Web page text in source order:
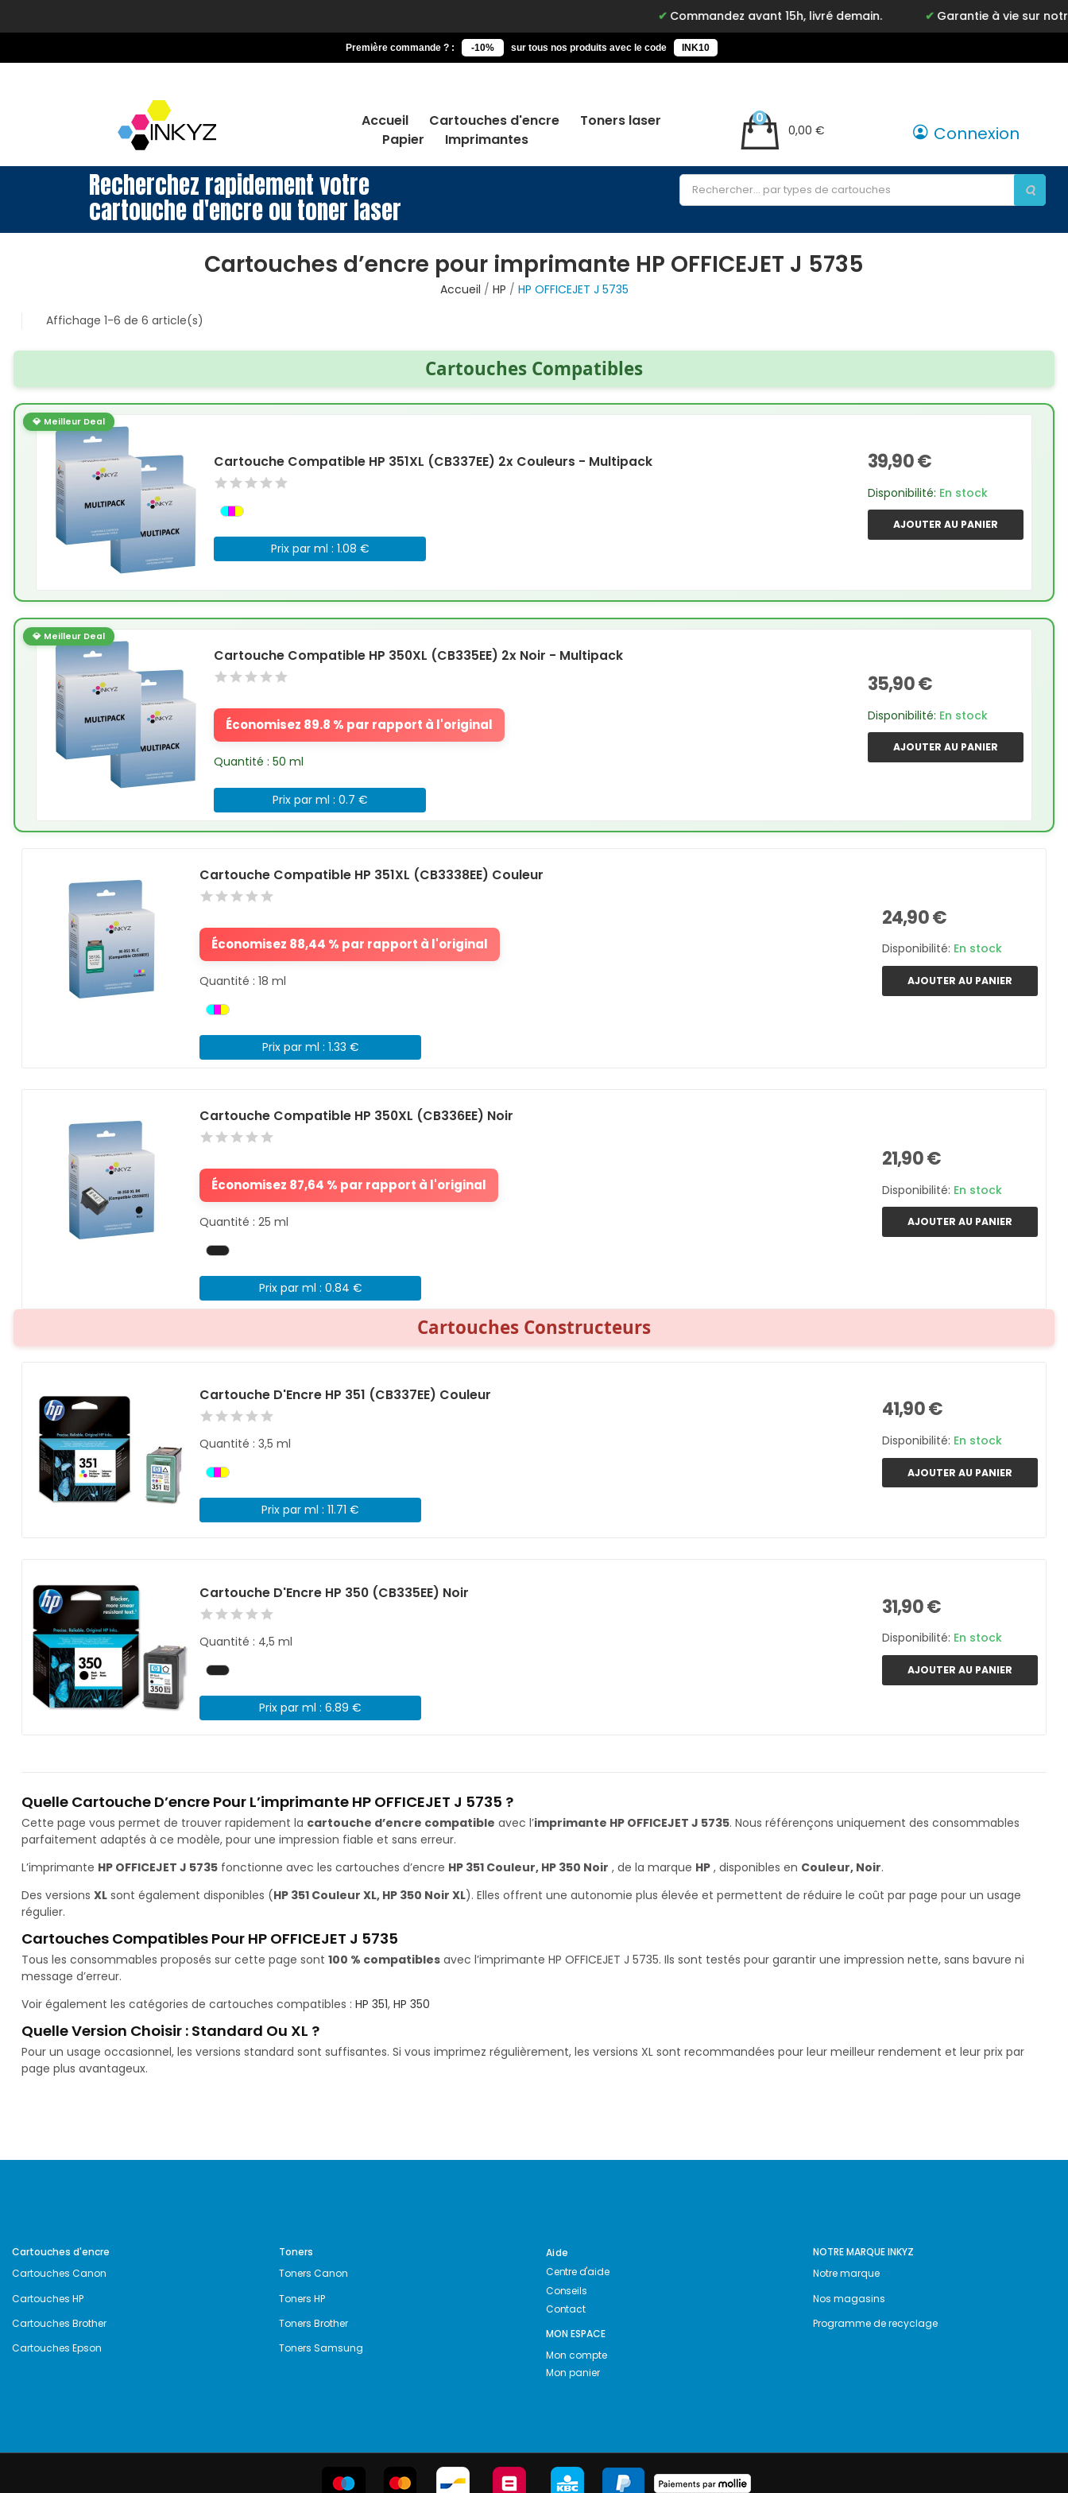
Commandez avant 15h, livré demain. Garantie à vie sur notre
Première commande ? : -10% sur tous nos produits avec le code INK10
Accueil Cartouches d'encre
Toners laser
Papier
Imprimantes
0,00 €
0
Connexion
Recherchez rapidement votre
cartouche d'encre ou toner laser
Cartouches d’encre pour imprimante HP OFFICEJET J 5735
Accueil HP
HP OFFICEJET J 5735
Affichage 1-6 de 6 article(s)
Cartouches Compatibles
💎 Meilleur Deal
Cartouche Compatible HP 351XL (CB337EE) 2x Couleurs - Multipack
Prix par ml : 1.08 €
39,90 €
Disponibilité: En stock
AJOUTER AU PANIER
💎 Meilleur Deal
Cartouche Compatible HP 350XL (CB335EE) 2x Noir - Multipack
Économisez 89.8 % par rapport à l'original
Quantité : 50 ml
Prix par ml : 0.7 €
35,90 €
Disponibilité: En stock
AJOUTER AU PANIER
Cartouche Compatible HP 351XL (CB3338EE) Couleur
Économisez 88,44 % par rapport à l'original
Quantité : 18 ml
Prix par ml : 1.33 €
24,90 €
Disponibilité: En stock
AJOUTER AU PANIER
Cartouche Compatible HP 350XL (CB336EE) Noir
Économisez 87,64 % par rapport à l'original
Quantité : 25 ml
Prix par ml : 0.84 €
21,90 €
Disponibilité: En stock
AJOUTER AU PANIER
Cartouches Constructeurs
Cartouche D'Encre HP 351 (CB337EE) Couleur
Quantité : 3,5 ml
Prix par ml : 11.71 €
41,90 €
Disponibilité: En stock
AJOUTER AU PANIER
Cartouche D'Encre HP 350 (CB335EE) Noir
Quantité : 4,5 ml
Prix par ml : 6.89 €
31,90 €
Disponibilité: En stock
AJOUTER AU PANIER
Quelle Cartouche D’encre Pour L’imprimante HP OFFICEJET J 5735 ?
Cette page vous permet de trouver rapidement la cartouche d’encre compatible avec l’imprimante HP OFFICEJET J 5735. Nous référençons uniquement des consommables
parfaitement adaptés à ce modèle, pour une impression fiable et sans erreur.
L’imprimante HP OFFICEJET J 5735 fonctionne avec les cartouches d’encre HP 351 Couleur, HP 350 Noir , de la marque HP , disponibles en Couleur, Noir.
Des versions XL sont également disponibles (HP 351 Couleur XL, HP 350 Noir XL). Elles offrent une autonomie plus élevée et permettent de réduire le coût par page pour un usage
régulier.
Cartouches Compatibles Pour HP OFFICEJET J 5735
Tous les consommables proposés sur cette page sont 100 % compatibles avec l’imprimante HP OFFICEJET J 5735. Ils sont testés pour garantir une impression nette, sans bavure ni
message d’erreur.
Voir également les catégories de cartouches compatibles : HP 351, HP 350
Quelle Version Choisir : Standard Ou XL ?
Pour un usage occasionnel, les versions standard sont suffisantes. Si vous imprimez régulièrement, les versions XL sont recommandées pour leur meilleur rendement et leur prix par
page plus avantageux.
Cartouches d'encre
Cartouches Canon
Cartouches HP
Cartouches Brother
Cartouches Epson
Toners
Toners Canon
Toners HP
Toners Brother
Toners Samsung
Aide
Centre d'aide
Conseils
Contact
MON ESPACE
Mon compte
Mon panier
NOTRE MARQUE INKYZ
Notre marque
Nos magasins
Programme de recyclage